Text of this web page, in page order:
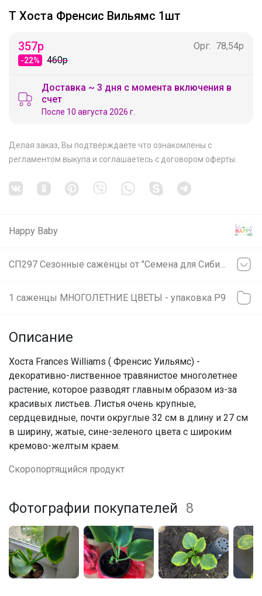
Т Хоста Френсис Вильямс 1шт
357р
-22% 460р
Орг. 78,54р
Доставка ~ 3 дня с момента включения в
счет
После 10 августа 2026 г.
Делая заказ, Вы подтверждаете что ознакомлены с
регламентом выкупа и соглашаетесь с договором оферты
Happy Baby
1 саженцы МНОГОЛЕТНИЕ ЦВЕТЫ - упаковка Р9
Описание
Хоста Frances Williams ( Френсис Уильямс) -
декоративно-лиственное травянистое многолетнее
растение, которое разводят главным образом из-за
красивых листьев. Листья очень крупные,
сердцевидные, почти округлые 32 см в длину и 27 см
в ширину, жатые, сине-зеленого цвета с широким
кремово-желтым краем.
Скоропортящийся продукт
Фотографии покупателей 8